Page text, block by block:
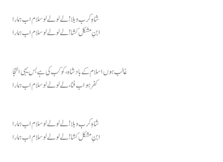
شاہِ کرب و بلا! لے لو لے لو سلام اب ہمارا
ابنِ مشکل کشا! لے لو لے لو سلام اب ہمارا
غالب ہوں اسلام کے بادشاہ، کوکب کی ہے بس یہی التجا
کفر ہو اب فنا، لے لو لے لو سلام اب ہمارا
شاہِ کرب و بلا! لے لو لے لو سلام اب ہمارا
ابنِ مشکل کشا! لے لو لے لو سلام اب ہمارا